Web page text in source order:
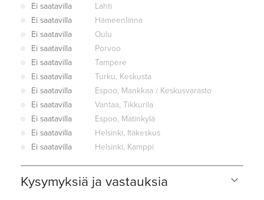
Ei saatavilla
Lahti
Ei saatavilla
Hämeenlinna
Ei saatavilla
Oulu
Ei saatavilla
Porvoo
Ei saatavilla
Tampere
Ei saatavilla
Turku, Keskusta
Ei saatavilla
Espoo, Mankkaa / Keskusvarasto
Ei saatavilla
Vantaa, Tikkurila
Ei saatavilla
Espoo, Matinkylä
Ei saatavilla
Helsinki, Itäkeskus
Ei saatavilla
Helsinki, Kamppi
Kysymyksiä ja vastauksia